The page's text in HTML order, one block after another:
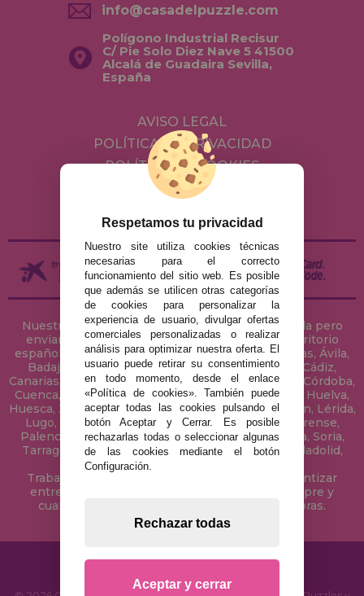
info@casadelpuzzle.com
Polígono Industrial Recisur
C/ Pie Solo Diez Nave 5 41500
Alcalá de Guadaira Sevilla,
España
AVISO LEGAL
POLÍTICA DE PRIVACIDAD
POLÍTICA DE COOKIES
ENVÍOS Y DEVOLUCIONES
Nuestra tienda de puzzles está ubicada en Sevilla pero
enviamos tus puzzles a cualquier ciudad del territorio
español: Álava, Albacete, Alicante, Almería, Asturias, Ávila,
Badajoz, Baleares, Barcelona, Burgos, Cáceres, Cádiz,
Canarias, Cantabria, Castellón, Ceuta, Ciudad Real, Córdoba,
Cuenca, Gerona, Granada, Guadalajara, Guipúzcoa, Huelva,
Huesca, Jaén, La Coruña, La Rioja, Las Palmas, Leon, Lérida,
Lugo, Madrid, Málaga, Melilla, Murcia, Navarra, Orense,
Palencia, Pontevedra, Salamanca, Segovia, Sevilla, Soria,
Tarragona, Tenerife, Teruel, Toledo, Valencia, Valladolid,
Vizcaya, Zamora y Zaragoza.
Trabajamos con Stocks permanentes para garantizar
entregas rápidas en territorio peninsular, siempre y
cuando el pedido se realice antes de las 18 horas.
Respetamos tu privacidad
Nuestro site utiliza cookies técnicas
necesarias para el correcto
funcionamiento del sitio web. Es posible
que además se utilicen otras categorías
de cookies para personalizar la
experiencia de usuario, divulgar ofertas
comerciales personalizadas o realizar
análisis para optimizar nuestra oferta. El
usuario puede retirar su consentimiento
en todo momento, desde el enlace
«Política de cookies». También puede
aceptar todas las cookies pulsando el
botón Aceptar y Cerrar. Es posible
rechazarlas todas o seleccionar algunas
de las cookies mediante el botón
Configuración.
Rechazar todas
Aceptar y cerrar